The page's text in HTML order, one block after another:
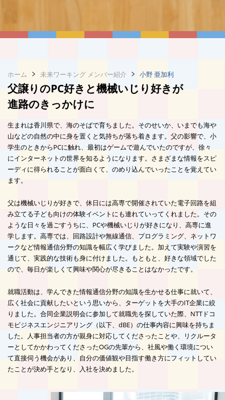
ホーム 未来ワーキング メンバー紹介 小野 亜加利
父譲りのPC好きと機械いじり好きが
進路のきっかけに
生まれは香川県で、海のそばで育ちました。そのせいか、いまでも海や
山などの自然の中に身を置くと気持ちが落ち着きます。父の影響で、小
学生のときからPCに触れ、最初はゲームで遊んでいたのですが、徐々
にインターネットの世界を知るようになります。さまざまな情報をスピ
ーディに得られることが面白くて、のめり込んでいったことを覚えてい
ます。
父は機械いじりが好きで、休日には高専で開催されていた電子回路を組
み立てる子ども向けの体験イベントにも連れていってくれました。その
ような日々を過ごすうちに、PCや機械いじりが好きになり、高専に進
学します。高専では、回路設計や無線通信、プログラミング、ネットワ
ークなど情報通信分野の知識を幅広く学びました。加えて実験や演習を
通じて、実践的な技術も身に付けました。もともと、好きな領域でした
ので、毎日が楽しくて興味や関心が尽きることはなかったです。
就職活動は、学んできた情報通信分野の知識を生かせる仕事に就いて、
広く社会に貢献したいという思いから、ターゲットを大手のIT企業に絞
りました。合同企業説明会に参加して就職先を探していた際、NTTドコ
モビジネスエンジニアリング（以下、dBE）の仕事内容に興味を持ちま
した。人事担当者の方が親身に対応してくださったことや、リクルータ
ーとしてかかわってくださったOGの先輩から、社風や働く環境につい
て直接伺う機会があり、自分の価値観や目指す働き方にフィットしてい
たことが決め手となり、入社を決めました。